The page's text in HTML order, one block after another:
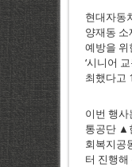
현대자동
양재동 소
예방을 위
‘시니어
최했다고
이번 행
통공단 ▲
회복지공
터 진행해